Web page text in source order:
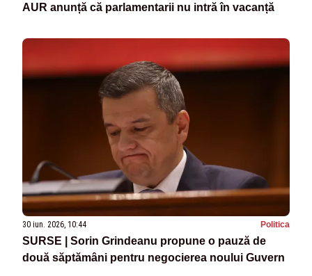
AUR anunță că parlamentarii nu intră în vacanță
30 iun. 2026, 10:44 Politica
SURSE | Sorin Grindeanu propune o pauză de
două săptămâni pentru negocierea noului Guvern